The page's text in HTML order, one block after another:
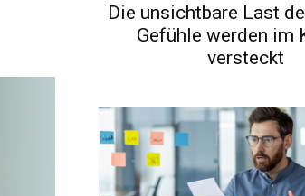
Die unsichtbare Last
Gefühle werden im
versteckt